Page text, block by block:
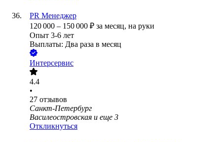
PR Менеджер
120 000 – 150 000 ₽ за месяц, на руки
Опыт 3-6 лет
Выплаты: Два раза в месяц
Интерсервис
4.4
•
27 отзывов
Санкт-Петербург
Василеостровская и еще 3
Откликнуться